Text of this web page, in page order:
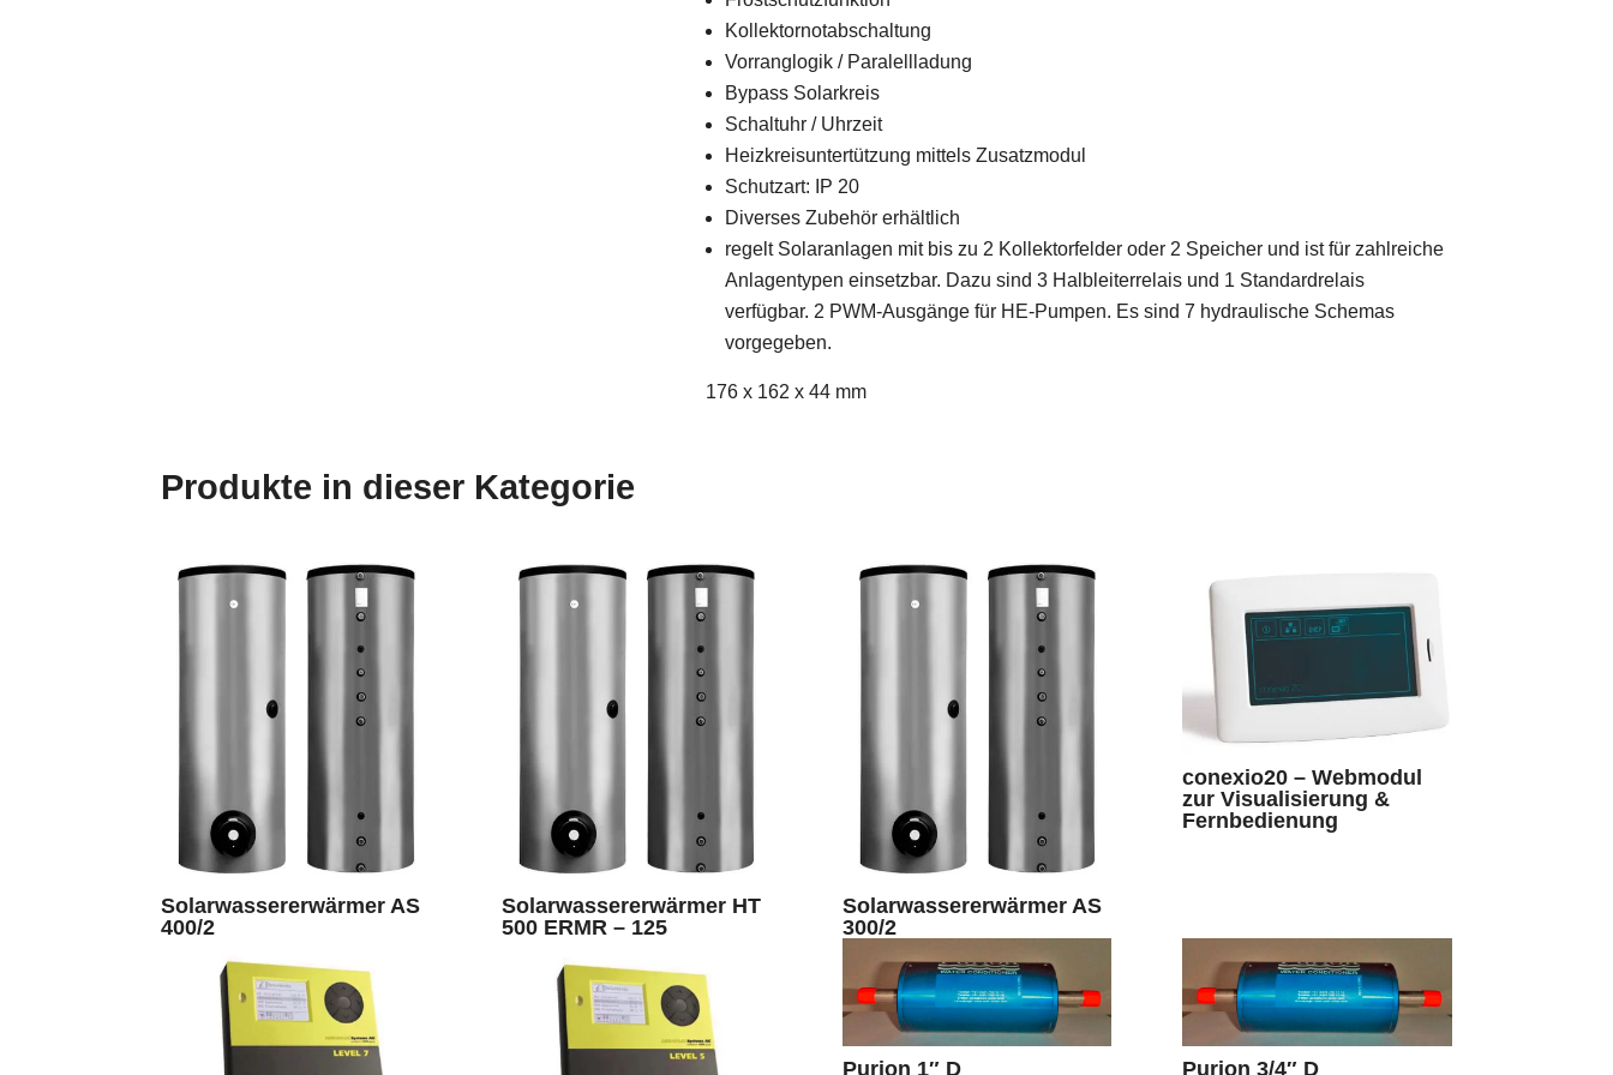
Kollektornotabschaltung
Vorranglogik / Paralellladung
Bypass Solarkreis
Schaltuhr / Uhrzeit
Heizkreisuntertützung mittels Zusatzmodul
Schutzart: IP 20
Diverses Zubehör erhältlich
regelt Solaranlagen mit bis zu 2 Kollektorfelder oder 2 Speicher und ist für zahlreiche
Anlagentypen einsetzbar. Dazu sind 3 Halbleiterrelais und 1 Standardrelais
verfügbar. 2 PWM-Ausgänge für HE-Pumpen. Es sind 7 hydraulische Schemas
vorgegeben.
176 x 162 x 44 mm
Produkte in dieser Kategorie
Solarwassererwärmer AS
400/2
Solarwassererwärmer HT
500 ERMR – 125
Solarwassererwärmer AS
300/2
conexio20 – Webmodul
zur Visualisierung &
Fernbedienung
Purion 1″ D Purion 3/4″ D